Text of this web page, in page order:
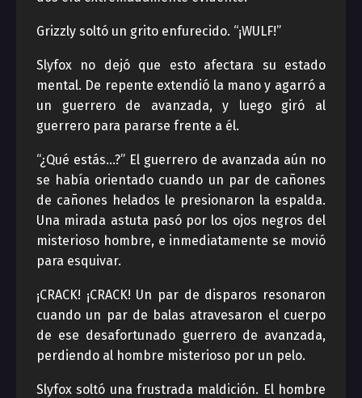
Grizzly soltó un grito enfurecido. “¡WULF!”
Slyfox no dejó que esto afectara su estado
mental. De repente extendió la mano y agarró a
un guerrero de avanzada, y luego giró al
guerrero para pararse frente a él.
“¿Qué estás…?” El guerrero de avanzada aún no
se había orientado cuando un par de cañones
de cañones helados le presionaron la espalda.
Una mirada astuta pasó por los ojos negros del
misterioso hombre, e inmediatamente se movió
para esquivar.
¡CRACK! ¡CRACK! Un par de disparos resonaron
cuando un par de balas atravesaron el cuerpo
de ese desafortunado guerrero de avanzada,
perdiendo al hombre misterioso por un pelo.
Slyfox soltó una frustrada maldición. El hombre